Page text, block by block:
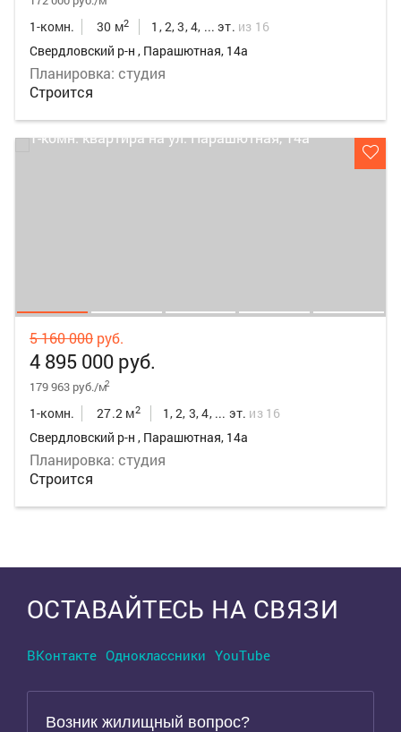
1-комн. 30 м2 1, 2, 3, 4, ... эт. из 16
Свердловский р-н , Парашютная, 14а
Планировка: студия
Строится
5 160 000 руб.
4 895 000 руб.
179 963 руб./м2
1-комн. 27.2 м2 1, 2, 3, 4, ... эт. из 16
Свердловский р-н , Парашютная, 14а
Планировка: студия
Строится
ОСТАВАЙТЕСЬ НА СВЯЗИ
ВКонтакте Одноклассники YouTube
Возник жилищный вопрос?